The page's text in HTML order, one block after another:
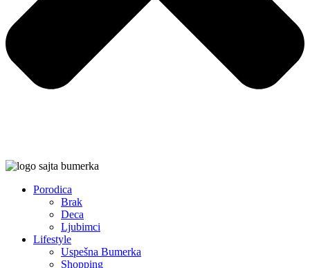
Porodica
Brak
Deca
Ljubimci
Lifestyle
Uspešna Bumerka
Shopping